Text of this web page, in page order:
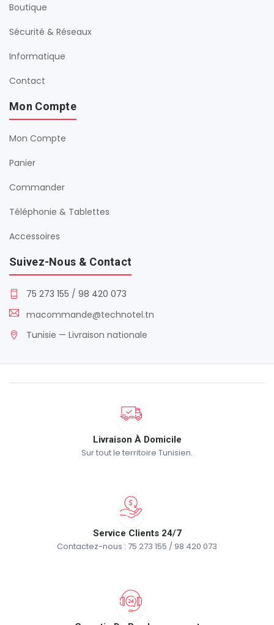
Boutique
Sécurité & Réseaux
Informatique
Contact
Mon Compte
Mon Compte
Panier
Commander
Téléphonie & Tablettes
Accessoires
Suivez-Nous & Contact
75 273 155 / 98 420 073
macommande@technotel.tn
Tunisie — Livraison nationale
Livraison À Domicile
Sur tout le territoire Tunisien.
Service Clients 24/7
Contactez-nous : 75 273 155 / 98 420 073